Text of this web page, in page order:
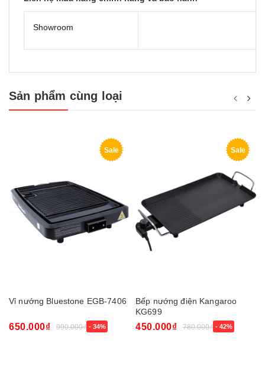
Showroom
Sản phẩm cùng loại
Sale
Vỉ nướng Bluestone EGB-7406
650.000₫ 990.000₫ - 34%
Sale
Bếp nướng điện Kangaroo
KG699
450.000₫ 780.000₫ - 42%